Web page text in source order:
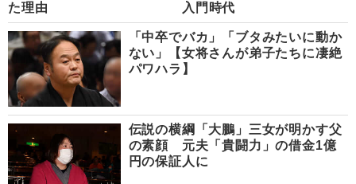
た理由
入門時代
「中卒でバカ」「ブタみたいに動か
ない」【女将さんが弟子たちに凄絶
パワハラ】
伝説の横綱「大鵬」三女が明かす父
の素顔 元夫「貴闘力」の借金1億
円の保証人に